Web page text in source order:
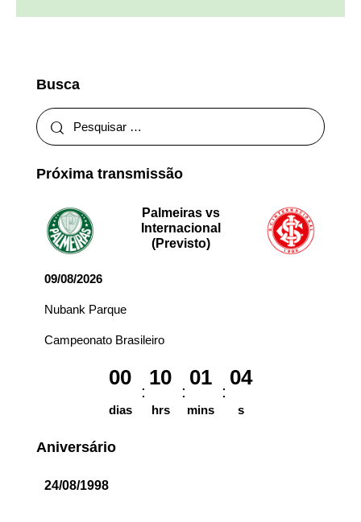
Busca
Próxima transmissão
Palmeiras vs
Internacional
(Previsto)
09/08/2026
Nubank Parque
Campeonato Brasileiro
00
dias
10
hrs
01
mins
04
s
Aniversário
24/08/1998